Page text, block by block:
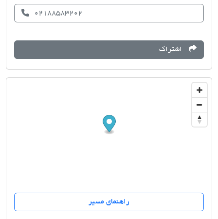
02188583202
اشتراک
راهنمای مسیر